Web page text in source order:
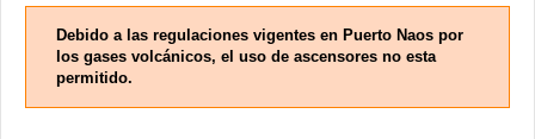
Debido a las regulaciones vigentes en Puerto Naos por
los gases volcánicos, el uso de ascensores no esta
permitido.